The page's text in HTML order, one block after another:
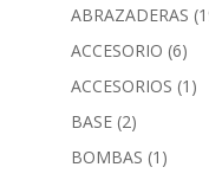
ABRAZADERAS
ACCESORIO (6)
ACCESORIOS (1)
BASE (2)
BOMBAS (1)